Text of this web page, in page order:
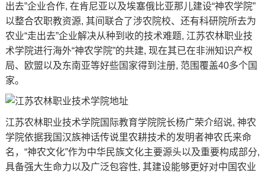
出去”企业合作, 在肯尼亚以及埃塞俄比亚那儿建设“神农学院”
以整合农职教资源, 其间联合了涉农院校、还有科研院所去为
农业“走出去”企业解决从种到收的技术难题, 江苏农林职业技
术学院进行海外“神农学院”的共建, 现在其已在非洲知识产权
局、欧盟以及东南亚等好些国家得到注册, 范围覆盖40多个国
家。
江苏农林职业技术学院国际教育学院院长杨广荣介绍说, 神农
学院依据我国汉族神话传说里农耕技术的发明者神农氏来命
名，“神农文化”作为中华民族文化主要源头以及重要构成部分,
具备强大生命力以及广泛包容性, 其建设能够更好对中国农业